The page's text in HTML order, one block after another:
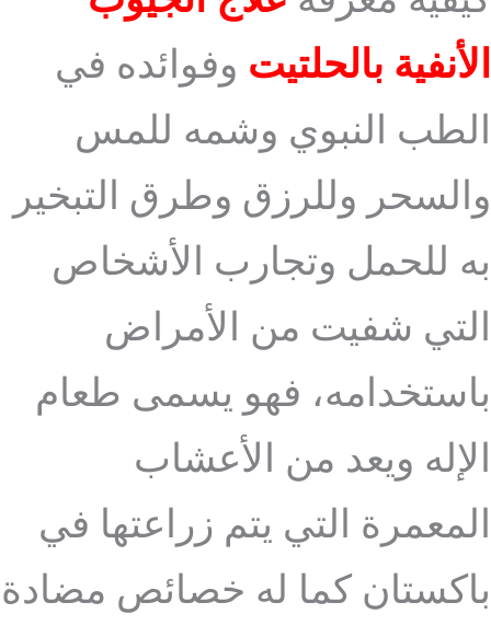
الأنفية بالحلتيت وفوائده في
الطب النبوي وشمه للمس
والسحر وللرزق وطرق التبخير
به للحمل وتجارب الأشخاص
التي شفيت من الأمراض
باستخدامه، فهو يسمى طعام
الإله ويعد من الأعشاب
المعمرة التي يتم زراعتها في
باكستان كما له خصائص مضادة